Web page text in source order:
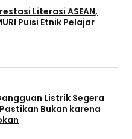
Literasi ASEAN,
Puisi Etnik Pelajar
Listrik Segera
Bukan karena